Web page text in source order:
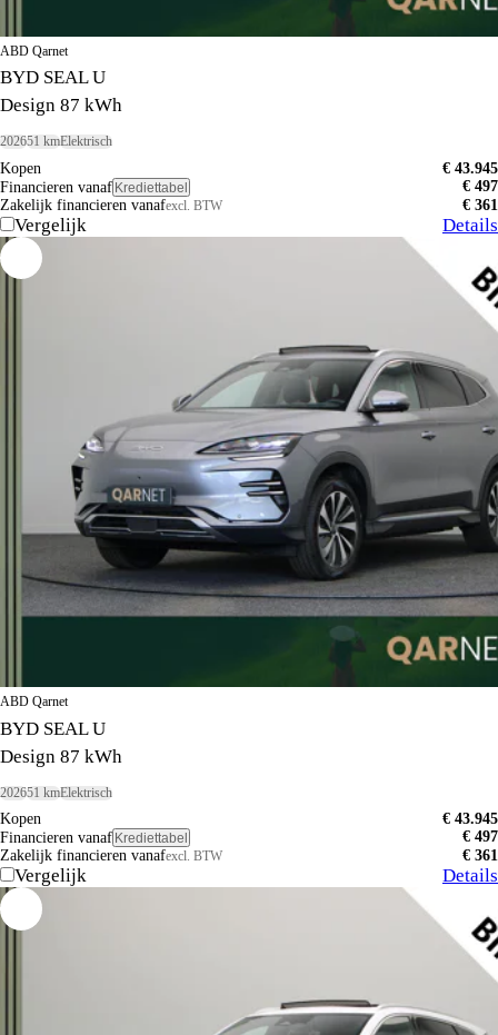
ABD Qarnet
BYD SEAL U
Design 87 kWh
202651 kmElektrisch
Kopen
€ 43.945
Financieren vanaf Krediettabel
€ 497
Zakelijk financieren vanafexcl. BTW € 361
Vergelijk Details
ABD Qarnet
BYD SEAL U
Design 87 kWh
202651 kmElektrisch
Kopen
€ 43.945
Financieren vanaf Krediettabel
€ 497
Zakelijk financieren vanafexcl. BTW € 361
Vergelijk Details